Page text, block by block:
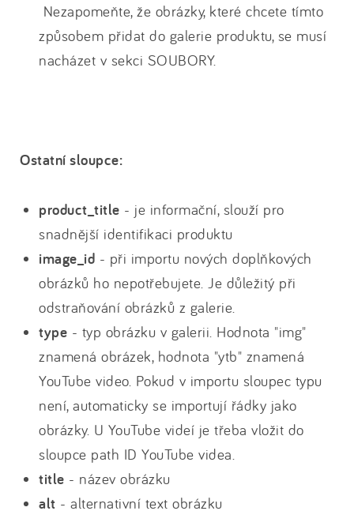
Nezapomeňte, že obrázky, které chcete tímto
způsobem přidat do galerie produktu, se musí
nacházet v sekci SOUBORY.
Ostatní sloupce:
product_title - je informační, slouží pro
snadnější identifikaci produktu
image_id - při importu nových doplňkových
obrázků ho nepotřebujete. Je důležitý při
odstraňování obrázků z galerie.
type - typ obrázku v galerii. Hodnota "img"
znamená obrázek, hodnota "ytb" znamená
YouTube video. Pokud v importu sloupec typu
není, automaticky se importují řádky jako
obrázky. U YouTube videí je třeba vložit do
sloupce path ID YouTube videa.
title - název obrázku
alt - alternativní text obrázku